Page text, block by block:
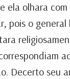
ela olhara
pois o
Decerto seu